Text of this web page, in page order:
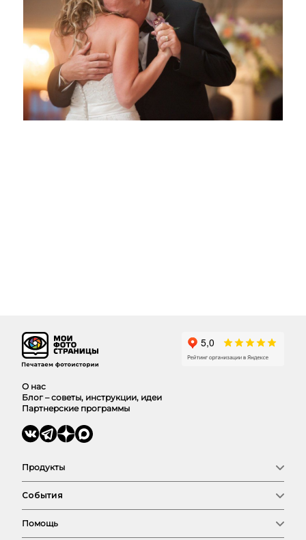
О нас
Блог – советы, инструкции, идеи
Партнерские программы
Продукты
Фото
Календари
Выпускные
Сертификат
События
Семья
Любовь
Помощь